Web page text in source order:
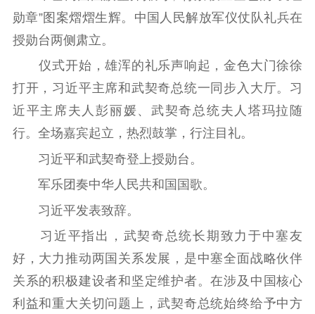
紫金文化艺术节
品牌活动 紫艺舞台
文明创建 文明实践
文明培育
先进典型
社会宣传
思想政治教育 爱国主义教育
红色资源保护利
新闻出版
精品出版 全民阅读
出版监管
扫黄打非
勋章”图案熠熠生辉。中国人民解放军仪仗队礼兵在
授勋台两侧肃立。
仪式开始，雄浑的礼乐声响起，金色大门徐徐
打开，习近平主席和武契奇总统一同步入大厅。习
近平主席夫人彭丽媛、武契奇总统夫人塔玛拉随
行。全场嘉宾起立，热烈鼓掌，行注目礼。
习近平和武契奇登上授勋台。
军乐团奏中华人民共和国国歌。
习近平发表致辞。
习近平指出，武契奇总统长期致力于中塞友
好，大力推动两国关系发展，是中塞全面战略伙伴
关系的积极建设者和坚定维护者。在涉及中国核心
利益和重大关切问题上，武契奇总统始终给予中方